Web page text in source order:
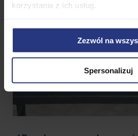
korzystania z ich usług.
Zezwól na
Spersonalizuj